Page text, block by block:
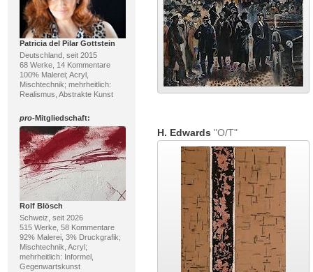
Patricia del Pilar Gottstein
Deutschland, seit 2015
68 Werke, 14 Kommentare
100% Malerei; Acryl,
Mischtechnik; mehrheitlich:
Realismus, Abstrakte Kunst
pro-Mitgliedschaft:
Rolf Blösch
Schweiz, seit 2026
515 Werke, 58 Kommentare
92% Malerei, 3% Druckgrafik;
Mischtechnik, Acryl;
mehrheitlich: Informel,
Gegenwartskunst
H. Edwards "O/T"